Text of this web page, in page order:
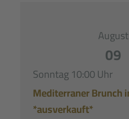
August
09
Sonntag10:00 Uhr
Mediterraner Brunch
*ausverkauft*